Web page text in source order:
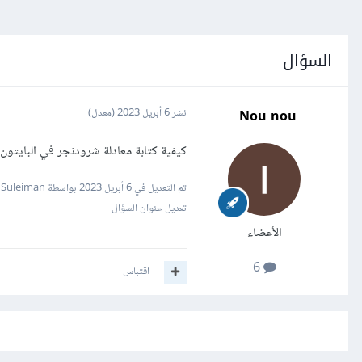
السؤال
Nou nou
الأعضاء
6
نشر6 أبريل 2023 (معدل)
كيفية كتابة معادلة شرودنجر في البايثون
تم التعديل في6 أبريل 2023
بواسطة Mustafa Suleiman
تعديل عنوان السؤال
اقتباس